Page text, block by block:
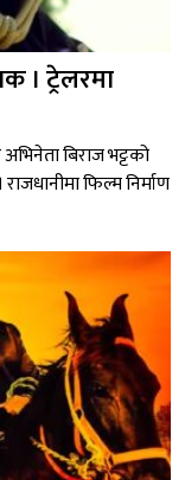
। ट्रेलरमा
बिराज भट्टको
फिल्म निर्माण